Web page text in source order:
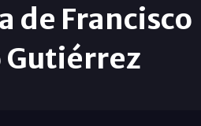
de Francisco
Gutiérrez